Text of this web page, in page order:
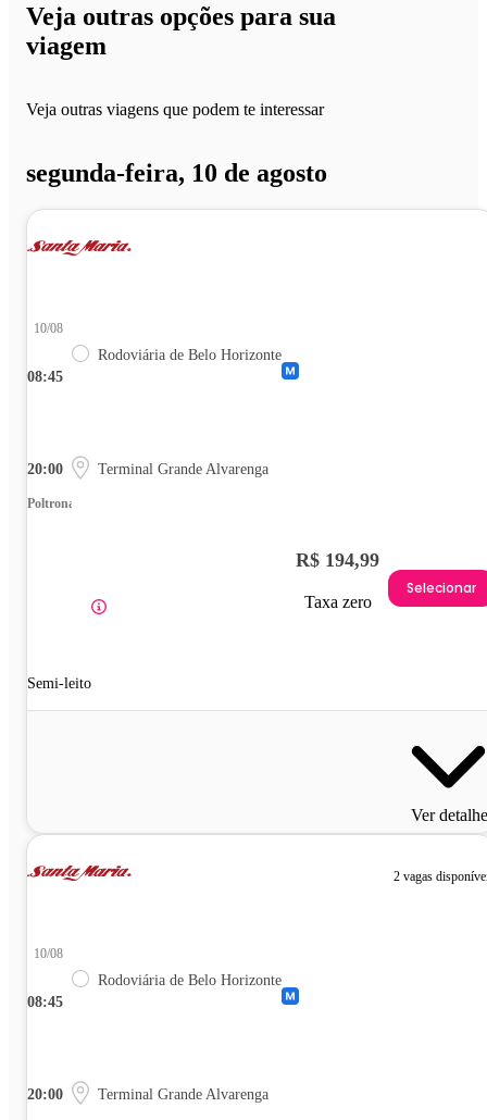
Veja outras opções para sua
viagem
Veja outras viagens que podem te interessar
segunda-feira, 10 de agosto
08:45
10/08
Rodoviária de Belo Horizonte
20:00 Terminal Grande Alvarenga
Poltrona
Semi-leito
R$ 194,99
Taxa zero
Selecionar
Ver
2 vagas
08:45
10/08
Rodoviária de Belo Horizonte
20:00 Terminal Grande Alvarenga